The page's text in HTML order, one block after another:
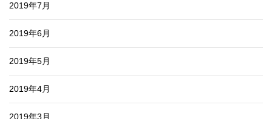
2019年7月
2019年6月
2019年5月
2019年4月
2019年3月